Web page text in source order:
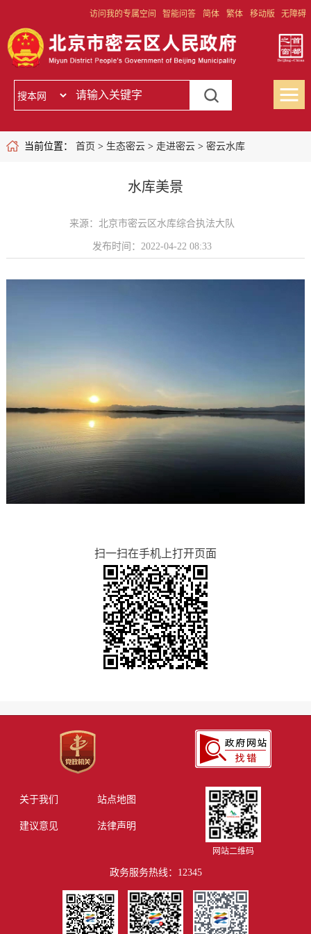
访问我的专属空间 智能问答 简体 繁体 移动版 无障碍
当前位置： 首页 > 生态密云> 走进密云> 密云水库
水库美景
来源：北京市密云区水库综合执法大队
发布时间：2022-04-22 08:33
扫一扫在手机上打开页面
关于我们 站点地图
建议意见 法律声明
网站二维码
政务服务热线：12345